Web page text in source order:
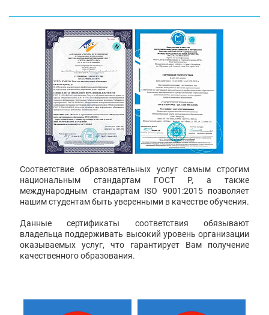
Соответствие образовательных услуг самым строгим
национальным стандартам ГОСТ Р, а также
международным стандартам ISO 9001:2015 позволяет
нашим студентам быть уверенными в качестве обучения.
Данные сертификаты соответствия обязывают
владельца поддерживать высокий уровень организации
оказываемых услуг, что гарантирует Вам получение
качественного образования.